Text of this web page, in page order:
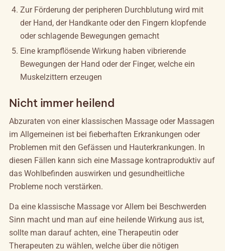
Zur Förderung der peripheren Durchblutung wird mit
der Hand, der Handkante oder den Fingern klopfende
oder schlagende Bewegungen gemacht
Eine krampflösende Wirkung haben vibrierende
Bewegungen der Hand oder der Finger, welche ein
Muskelzittern erzeugen
Nicht immer heilend
Abzuraten von einer klassischen Massage oder Massagen
im Allgemeinen ist bei fieberhaften Erkrankungen oder
Problemen mit den Gefässen und Hauterkrankungen. In
diesen Fällen kann sich eine Massage kontraproduktiv auf
das Wohlbefinden auswirken und gesundheitliche
Probleme noch verstärken.
Da eine klassische Massage vor Allem bei Beschwerden
Sinn macht und man auf eine heilende Wirkung aus ist,
sollte man darauf achten, eine Therapeutin oder
Therapeuten zu wählen, welche über die nötigen